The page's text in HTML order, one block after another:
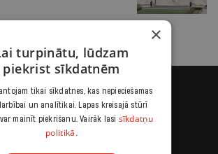
×
turpinātu, lūdzam
piekrist sīkdatnēm
tikai sīkdatnes, kas nepieciešamas
un analītikai. Lapas kreisajā stūrī
mainīt piekrišanu. Vairāk lasi sīkdatņu
politikā.